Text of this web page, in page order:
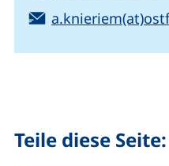
E-Mail:
Teile diese Seite: